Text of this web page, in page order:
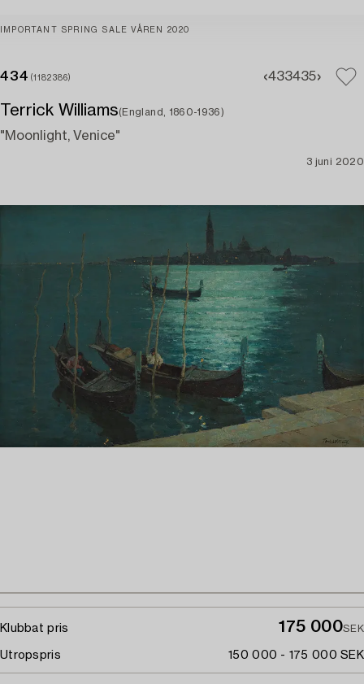
IMPORTANT SPRING SALE VÅREN 2020
434 (1182386) 433435
Terrick Williams(England, 1860-1936)
"Moonlight, Venice"
3 juni 2020
Klubbat pris 175 000SEK
Utropspris 150 000 - 175 000 SEK